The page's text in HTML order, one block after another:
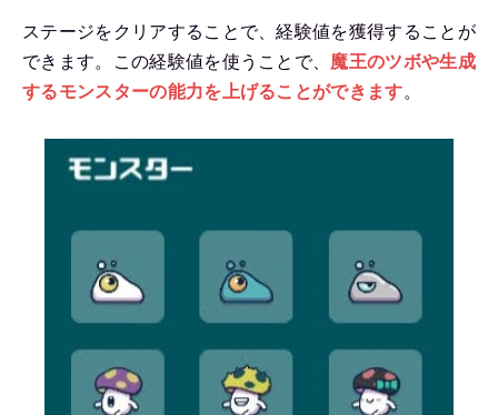
ステージをクリアすることで、経験値を獲得することが
できます。
この経験値を使うことで、 魔王のツボや生成
するモンスターの能力を上げることができます。